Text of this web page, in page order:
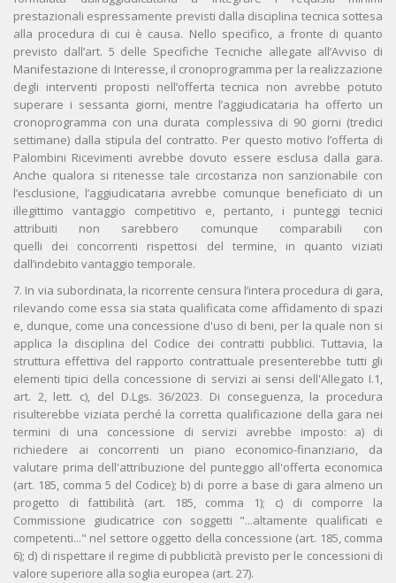
prestazionali espressamente previsti dalla disciplina tecnica sottesa
alla procedura di cui è causa. Nello specifico, a fronte di quanto
previsto dall’art. 5 delle Specifiche Tecniche allegate all’Avviso di
Manifestazione di Interesse, il cronoprogramma per la realizzazione
degli interventi proposti nell’offerta tecnica non avrebbe potuto
superare i sessanta giorni, mentre l’aggiudicataria ha offerto un
cronoprogramma con una durata complessiva di 90 giorni (tredici
settimane) dalla stipula del contratto. Per questo motivo l’offerta di
Palombini Ricevimenti avrebbe dovuto essere esclusa dalla gara.
Anche qualora si ritenesse tale circostanza non sanzionabile con
l’esclusione, l’aggiudicataria avrebbe comunque beneficiato di un
illegittimo vantaggio competitivo e, pertanto, i punteggi tecnici
attribuiti non sarebbero comunque comparabili con
quelli dei concorrenti rispettosi del termine, in quanto viziati
dall’indebito vantaggio temporale.
7. In via subordinata, la ricorrente censura l’intera procedura di gara,
rilevando come essa sia stata qualificata come affidamento di spazi
e, dunque, come una concessione d'uso di beni, per la quale non si
applica la disciplina del Codice dei contratti pubblici. Tuttavia, la
struttura effettiva del rapporto contrattuale presenterebbe tutti gli
elementi tipici della concessione di servizi ai sensi dell'Allegato I.1,
art. 2, lett. c), del D.Lgs. 36/2023. Di conseguenza, la procedura
risulterebbe viziata perché la corretta qualificazione della gara nei
termini di una concessione di servizi avrebbe imposto: a) di
richiedere ai concorrenti un piano economico-finanziario, da
valutare prima dell'attribuzione del punteggio all'offerta economica
(art. 185, comma 5 del Codice); b) di porre a base di gara almeno un
progetto di fattibilità (art. 185, comma 1); c) di comporre la
Commissione giudicatrice con soggetti "...altamente qualificati e
competenti..." nel settore oggetto della concessione (art. 185, comma
6); d) di rispettare il regime di pubblicità previsto per le concessioni di
valore superiore alla soglia europea (art. 27).